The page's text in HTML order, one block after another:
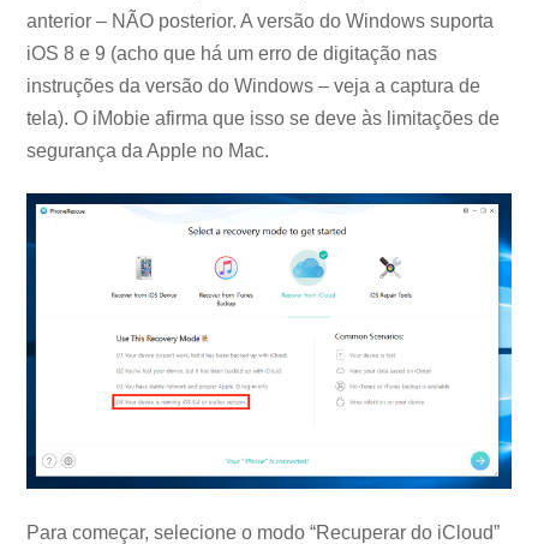
anterior – NÃO posterior. A versão do Windows suporta
iOS 8 e 9 (acho que há um erro de digitação nas
instruções da versão do Windows – veja a captura de
tela). O iMobie afirma que isso se deve às limitações de
segurança da Apple no Mac.
Para começar, selecione o modo “Recuperar do iCloud”